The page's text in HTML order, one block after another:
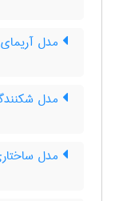
مدل
مدل
مدل